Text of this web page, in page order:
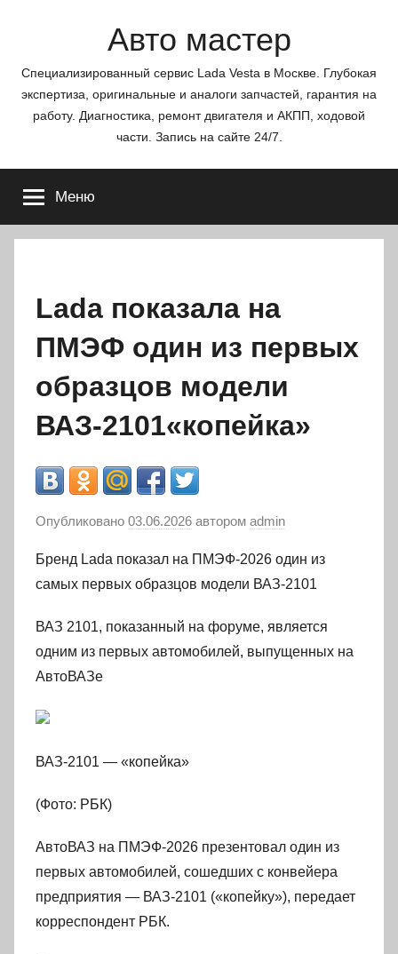
Авто мастер
Специализированный сервис Lada Vesta в Москве. Глубокая
экспертиза, оригинальные и аналоги запчастей, гарантия на
работу. Диагностика, ремонт двигателя и АКПП, ходовой
части. Запись на сайте 24/7.
Меню
Lada показала на
ПМЭФ один из первых
образцов модели
ВАЗ-2101«копейка»
Опубликовано 03.06.2026 автором admin
Бренд Lada показал на ПМЭФ-2026 один из
самых первых образцов модели ВАЗ-2101
ВАЗ 2101, показанный на форуме, является
одним из первых автомобилей, выпущенных на
АвтоВАЗе
ВАЗ-2101 — «копейка»
(Фото: РБК)
АвтоВАЗ на ПМЭФ-2026 презентовал один из
первых автомобилей, сошедших с конвейера
предприятия — ВАЗ-2101 («копейку»), передает
корреспондент РБК.